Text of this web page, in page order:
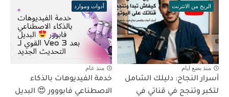
الربح من الانترنت
منذ بضع ايام
أسرار النجاح: دليلك الشامل
لتكبر وتنجح في قناتي في
أدوات وموارد
منذ عام
خدمة الفيديوهات بالذكاء
الاصطناعي فابووور 😍 البديل